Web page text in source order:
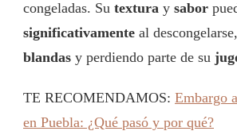
congeladas. Su textura y sabor
significativamente al
blandas y perdiendo parte de su
TE RECOMENDAMOS: Embargo
en Puebla: ¿Qué pasó y por qué?